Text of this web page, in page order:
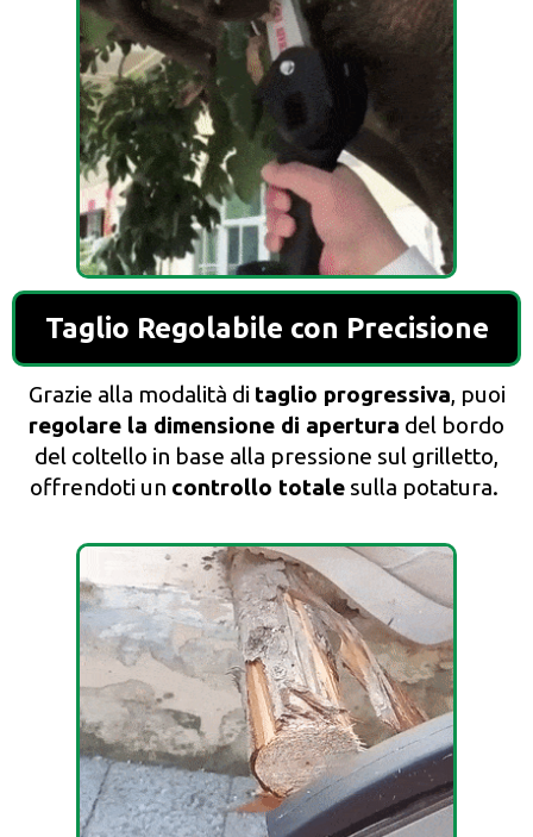
Taglio Regolabile con Precisione
Grazie alla modalità di taglio progressiva, puoi
regolare la dimensione di apertura del bordo
del coltello in base alla pressione sul grilletto,
offrendoti un controllo totale sulla potatura.